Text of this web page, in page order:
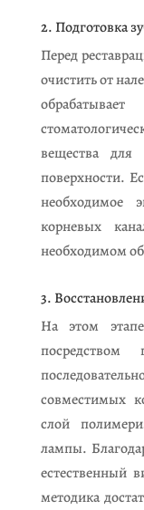
2. Подготовка
Перед
очистить от
вещества для
поверхности.
необходимое
корневых
необходимом
3.
На этом этапе
посредством
совместимых
слой
лампы.
естественный
методика